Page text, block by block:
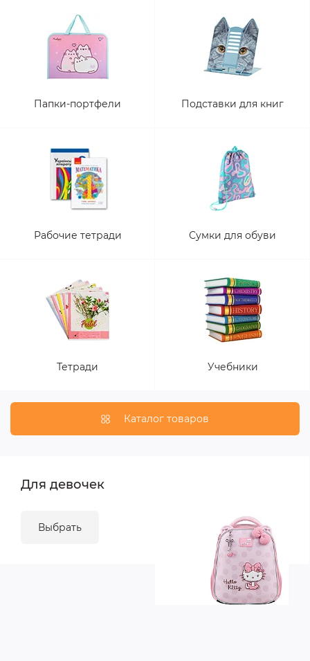
Папки-портфели Подставки для книг
Рабочие тетради Сумки для обуви
Тетради Учебники
Каталог товаров
Для девочек
Выбрать